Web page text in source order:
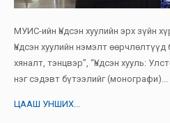
МУИС-ийн Үндсэн хуулийн эрх зүйн
Үндсэн хуулийн нэмэлт
хяналт, тэнцвэр”, “Үндсэн хууль:
нэг сэдэвт бүтээлийг (монографи)...
ЦААШ УНШИХ...